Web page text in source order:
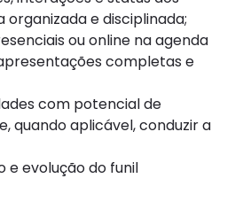
organizada e disciplinada;
ou online na agenda
completas e
com potencial de
quando aplicável, conduzir a
e evolução do funil